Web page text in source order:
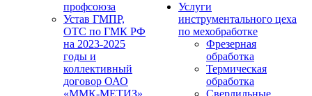
профсоюза
Устав ГМПР,
ОТС по ГМК РФ
на 2023-2025
годы и
коллективный
договор ОАО
«ММК-МЕТИЗ»
Услуги
инструментального цеха
по мехобработке
Фрезерная
обработка
Термическая
обработка
Сверлильные